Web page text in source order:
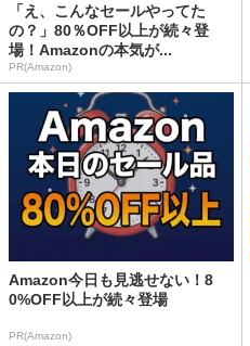
「え、こんなセールやってた
の？」80％OFF以上が続々登
場！Amazonの本気が...
PR(Amazon)
Amazon今日も見逃せない！8
0%OFF以上が続々登場
PR(Amazon)